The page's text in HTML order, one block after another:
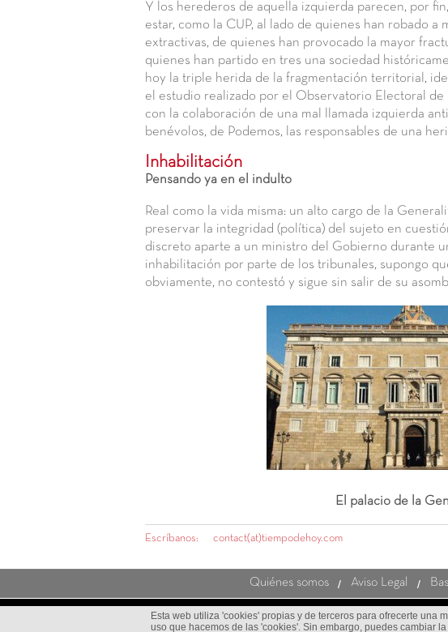
Esta web utiliza 'cookies' propias y de terceros para ofrecerte una
uso que hacemos de las 'cookies'. Sin embargo, puedes cambiar
Y los herederos de aquella izquierda parecen, por
estar, como la CUP, al lado de quienes han robado a
extractivas, de quienes han provocado la mayor
quienes han partido en tres una sociedad
hoy la triple herida de la fragmentación territorial,
el estudio realizado por el Observatorio Electoral de
con la colaboración de una mal llamada izquierda
benévolos, de Podemos, las responsables de una
Inhabilitación
Pensando ya en el indulto
Real como la vida misma: un alto cargo de la
preservar la integridad (política) del sujeto en
discreto aparte a un ministro del Gobierno durante
inhabilitación por parte de los tribunales, supongo
obviamente, no contestó y sigue sin salir de su
El palacio de la
Escríbanos: contact(at)tiempodehoy.com
Quiénes somos Aviso Legal